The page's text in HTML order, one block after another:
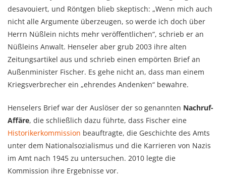
desavouiert, und Röntgen blieb skeptisch: „Wenn mich auch
nicht alle Argumente überzeugen, so werde ich doch über
Herrn Nüßlein nichts mehr veröffentlichen“, schrieb er an
Nüßleins Anwalt. Henseler aber grub 2003 ihre alten
Zeitungsartikel aus und schrieb einen empörten Brief an
Außenminister Fischer. Es gehe nicht an, dass man einem
Kriegsverbrecher ein „ehrendes Andenken“ bewahre.
Henselers Brief war der Auslöser der so genannten Nachruf-
Affäre, die schließlich dazu führte, dass Fischer eine
Historikerkommission beauftragte, die Geschichte des Amts
unter dem Nationalsozialismus und die Karrieren von Nazis
im Amt nach 1945 zu untersuchen. 2010 legte die
Kommission ihre Ergebnisse vor.